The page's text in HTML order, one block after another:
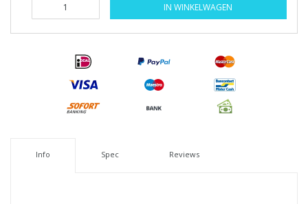
IN WINKELWAGEN
Info Spec Reviews